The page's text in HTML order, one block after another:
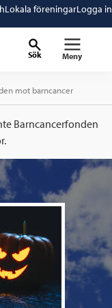
Lokala föreningarLogga in
Sök Meny
mot barncancer
Barncancerfonden